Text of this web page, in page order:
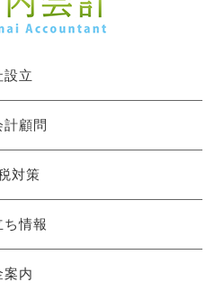
設立
顧問
対策
ち情報
案内